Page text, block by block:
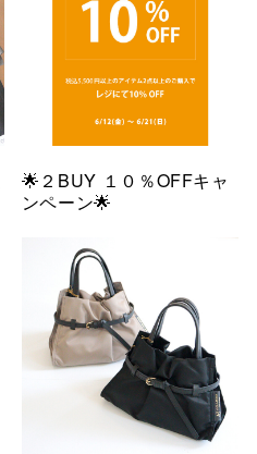
🌟２BUY １０％OFFキャ
ンペーン🌟